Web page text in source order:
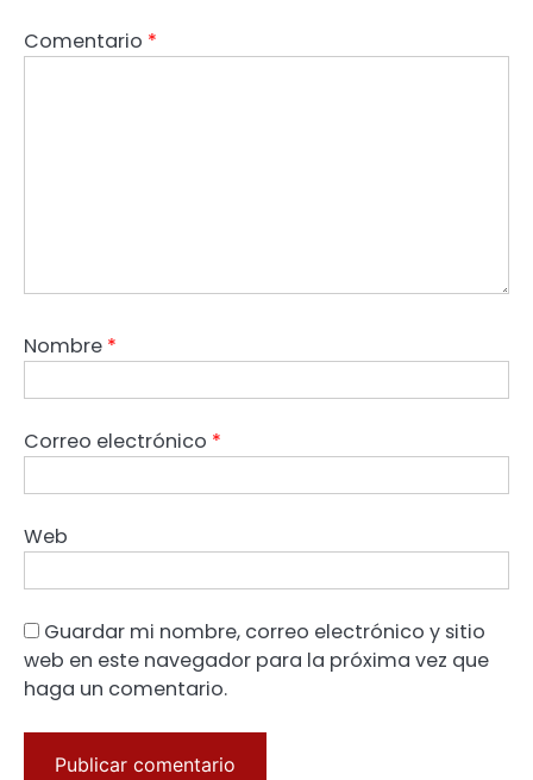
Comentario *
Nombre *
Correo electrónico *
Web
Guardar mi nombre, correo electrónico y sitio
web en este navegador para la próxima vez que
haga un comentario.